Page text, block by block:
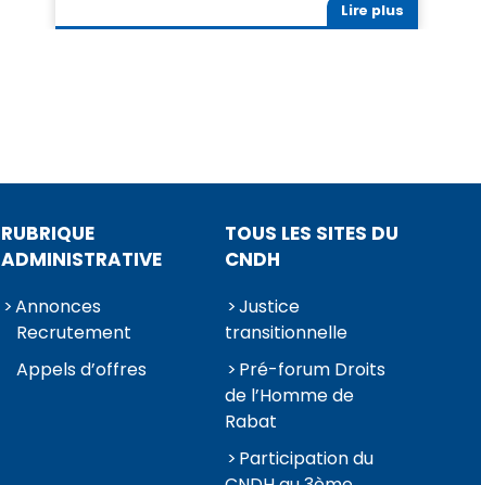
Lire plus
RUBRIQUE
ADMINISTRATIVE
Annonces
Recrutement
Appels d’offres
TOUS LES SITES DU
CNDH
Justice
transitionnelle
Pré-forum Droits
de l’Homme de
Rabat
Participation du